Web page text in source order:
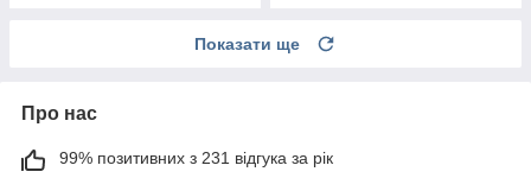
Показати ще
Про нас
99% позитивних з 231 відгука за рік